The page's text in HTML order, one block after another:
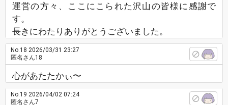
運営の方々、ここにこられた沢山の皆様に感謝で
す。
長きにわたりありがとうございました。
No.18 2026/03/31 23:27
匿名さん18
心があたたかぃ〜
No.19 2026/04/02 07:24
匿名さん7